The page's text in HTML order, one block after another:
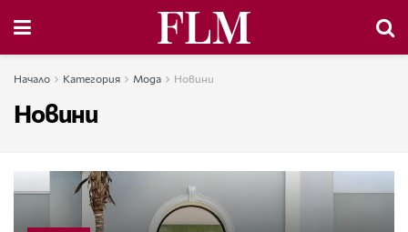
Начало Категория Мода Новини
Новини